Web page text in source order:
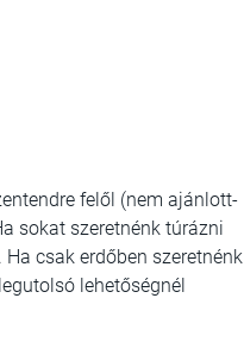
felől (nem ajánlott-
sokat szeretnénk túrázni
csak erdőben szeretnénk
lehetőségnél